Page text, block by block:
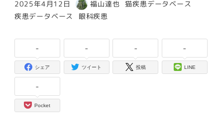
投稿日
2025年4月12日
著
者
福山達也 カテゴリー
猫疾患データベース
カテゴリー
疾患データベース カテゴリー
眼科疾患
-
シェア
-
ツイート
-
投稿
-
LINE
-
Pocket